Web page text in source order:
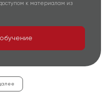
к материалам из